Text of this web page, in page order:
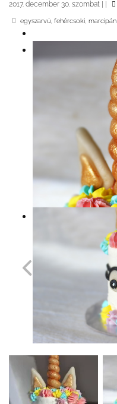
2017. december 30. szombat | |
egyszarvú, fehércsoki, marcipán,